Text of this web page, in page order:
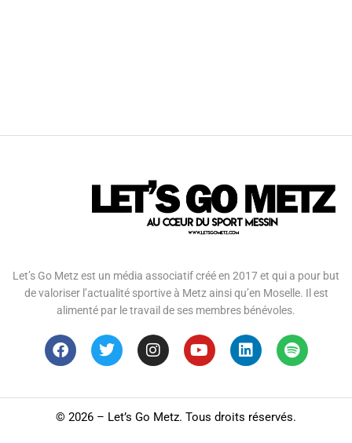
Let’s Go Metz est un média associatif créé en 2017 et qui a pour but
de valoriser l’actualité sportive à Metz ainsi qu’en Moselle. Il est
alimenté par le travail de ses membres bénévoles.
© 2026 – Let’s Go Metz. Tous droits réservés.